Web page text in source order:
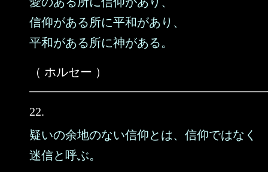
信仰がある所に平和があり、
平和がある所に神がある。
（ ホルセー ）
22.
疑いの余地のない信仰とは、信仰ではなく
迷信と呼ぶ。